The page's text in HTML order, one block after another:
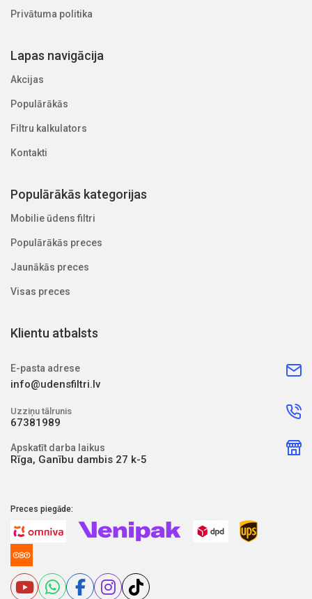
Privātuma politika
Lapas navigācija
Akcijas
Populārākās
Filtru kalkulators
Kontakti
Populārākās kategorijas
Mobilie ūdens filtri
Populārākās preces
Jaunākās preces
Visas preces
Klientu atbalsts
E-pasta adrese
info@udensfiltri.lv
Uzziņu tālrunis
67381989
Apskatīt darba laikus
Rīga, Ganību dambis 27 k-5
Preces piegāde: